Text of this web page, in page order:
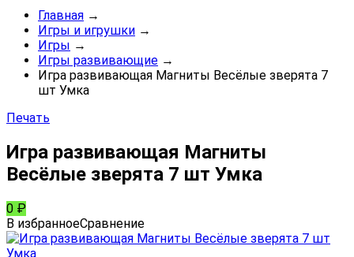
Главная →
Игры и игрушки →
Игры →
Игры развивающие →
Игра развивающая Магниты Весёлые зверята 7
шт Умка
Печать
Игра развивающая Магниты
Весёлые зверята 7 шт Умка
0 ₽
В избранноеСравнение